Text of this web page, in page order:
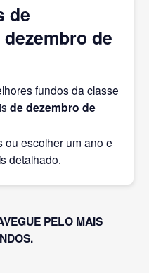
de
de
fundos da classe
de dezembro de
ou escolher um ano e
detalhado.
PELO MAIS